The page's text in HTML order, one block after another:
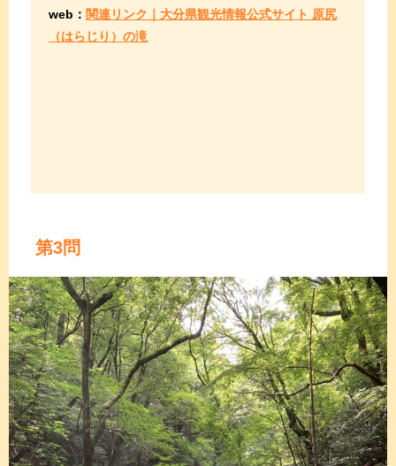
web： 関連リンク｜大分県観光情報公式サイト 原尻
（はらじり）の滝
第3問